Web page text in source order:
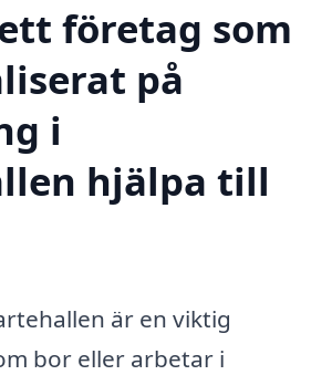
företag som
på
i
hjälpa till
är en viktig
bor eller arbetar i